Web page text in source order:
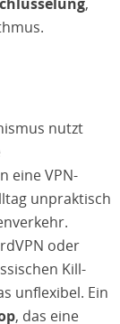
nutzt
eine VPN-
unpraktisch
oder
Kill-
unflexibel. Ein
, das eine